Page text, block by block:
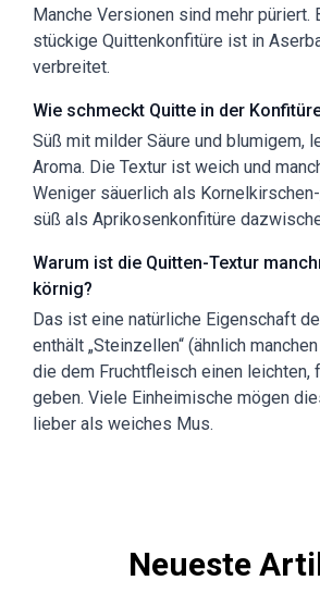
Manche Versionen sind mehr püriert.
stückige Quittenkonfitüre ist in
verbreitet.
Wie schmeckt Quitte in der
Süß mit milder Säure und blumigem,
Aroma. Die Textur ist weich und
Weniger säuerlich als
süß als Aprikosenkonfitüre
Warum ist die Quitten-Textur
körnig?
Das ist eine natürliche Eigenschaft
enthält „Steinzellen“ (ähnlich
die dem Fruchtfleisch einen leichten,
geben. Viele Einheimische mögen
lieber als weiches Mus.
Neueste